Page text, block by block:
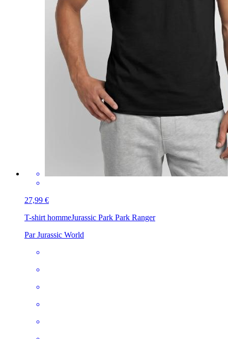
27,99 €
T-shirt hommeJurassic Park Park Ranger
Par Jurassic World